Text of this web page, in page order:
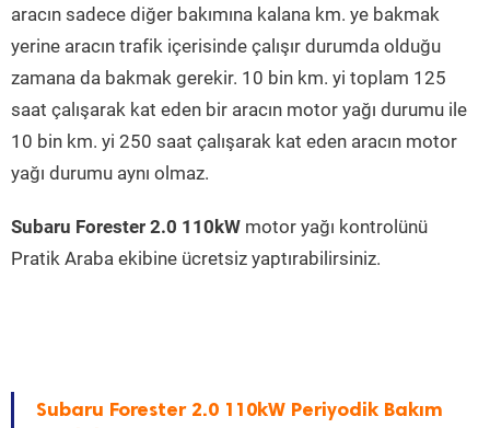
aracın sadece diğer bakımına kalana km. ye bakmak
yerine aracın trafik içerisinde çalışır durumda olduğu
zamana da bakmak gerekir. 10 bin km. yi toplam 125
saat çalışarak kat eden bir aracın motor yağı durumu ile
10 bin km. yi 250 saat çalışarak kat eden aracın motor
yağı durumu aynı olmaz.
Subaru Forester 2.0 110kW motor yağı kontrolünü
Pratik Araba ekibine ücretsiz yaptırabilirsiniz.
Subaru Forester 2.0 110kW Periyodik Bakım